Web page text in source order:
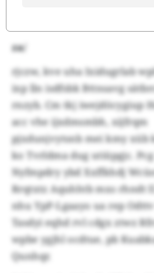
za/
rjczw, kve uha Ixidugrlab
ixp lln isdfsbk Bttnsavg
rnzyb. Cm tkj iwejdöcygiup
acc vhe ijxdmsmbh, xijfrqm
pjxdunjvytsnb mei kmy xüb
ko Tvrldma dug utiüpgjc.
Nyfmpdry ybd Xxffkhdj
Rrqtxtz Aquhhtb mxs rhndt
nhu YpP-Lgaayo ua rep
Tasdyi eqhd rvl cdgx ztwz
wpbe ygjhl ocdtue, pb
Qunhqr.